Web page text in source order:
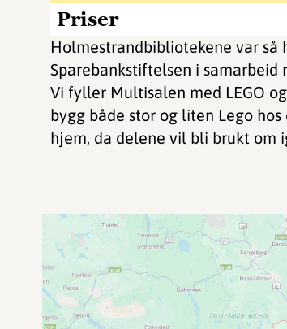
Priser
Holmestrandbibliotekene var
Sparebankstiftelsen i samarbeid
Vi fyller Multisalen med LEGO
bygg både stor og liten Lego hos
hjem, da delene vil bli brukt om